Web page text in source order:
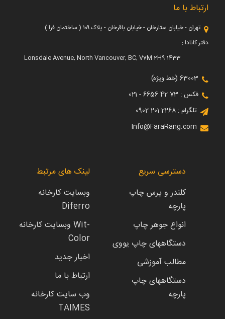
ارتباط با ما
تهران - خیابان ستارخان - خیابان باقرخان - پلاک ۱۰۹ ( ساختمان فرا )
دفتر کانادا :
1433 Lonsdale Avenue, North Vancouver, BC, V7M 2H9
63003 (خط ویژه)
فکس : 73 42 6656 - 021
تلگرام : 2268 201 0902
Info@FaraRang.com
دسترسی سریع
کلندر و پرس چاپ
پارچه
انواع جوهر چاپ
دستگاههای چاپ یووی
مطالب آموزشی
دستگاههای چاپ
پارچه
لینک های مرتبط
وبسایت کارخانه
Diferro
وبسایت کارخانه Wit-
Color
اخبار جدید
ارتباط با ما
وب سایت کارخانه
TAIMES